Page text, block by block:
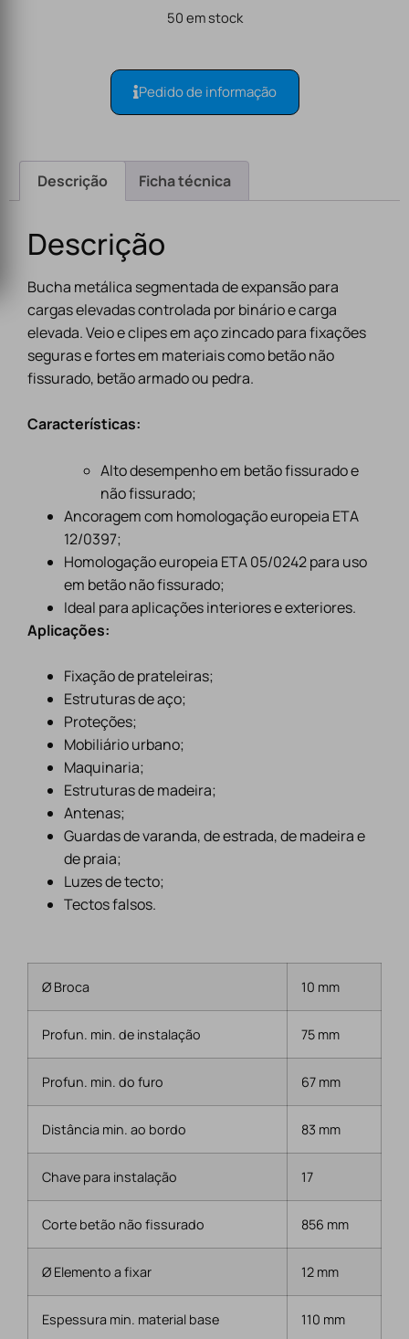
50 em stock
Pedido de informação
Descrição Ficha técnica
Descrição
Bucha metálica segmentada de expansão para
cargas elevadas controlada por binário e carga
elevada. Veio e clipes em aço zincado para fixações
seguras e fortes em materiais como betão não
fissurado, betão armado ou pedra.
Características:
Alto desempenho em betão fissurado e
não fissurado;
Ancoragem com homologação europeia ETA
12/0397;
Homologação europeia ETA 05/0242 para uso
em betão não fissurado;
Ideal para aplicações interiores e exteriores.
Aplicações:
Fixação de prateleiras;
Estruturas de aço;
Proteções;
Mobiliário urbano;
Maquinaria;
Estruturas de madeira;
Antenas;
Guardas de varanda, de estrada, de madeira e
de praia;
Luzes de tecto;
Tectos falsos.
Ø Broca 10 mm
Profun. min. de instalação 75 mm
Profun. min. do furo 67 mm
Distância min. ao bordo 83 mm
Chave para instalação 17
Corte betão não fissurado 856 mm
Ø Elemento a fixar 12 mm
Espessura min. material base 110 mm